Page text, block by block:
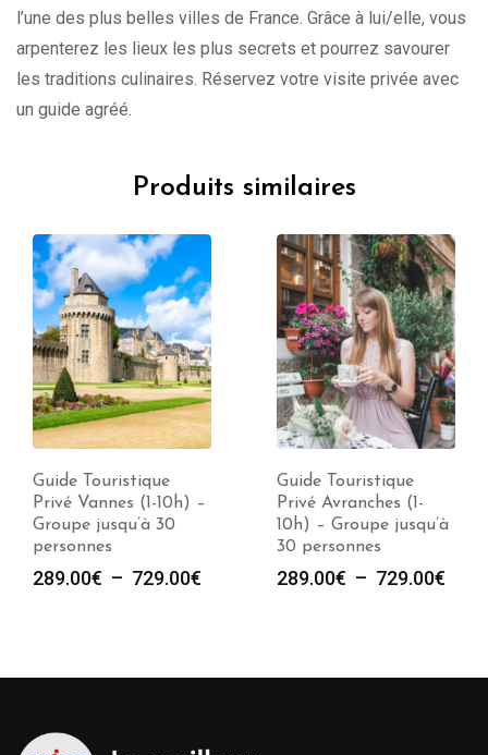
l’une des plus belles villes de France. Grâce à lui/elle, vous
arpenterez les lieux les plus secrets et pourrez savourer
les traditions culinaires. Réservez votre visite privée avec
un guide agréé.
Produits similaires
Guide Touristique
Privé Vannes (1-10h) –
Groupe jusqu’à 30
personnes
289.00€ – 729.00€
à
Guide Touristique
Privé Avranches (1-
10h) – Groupe jusqu’à
30 personnes
289.00€ – 729.00€
à